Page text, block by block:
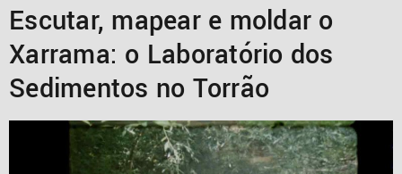
Escutar, mapear e moldar o
Xarrama: o Laboratório dos
Sedimentos no Torrão